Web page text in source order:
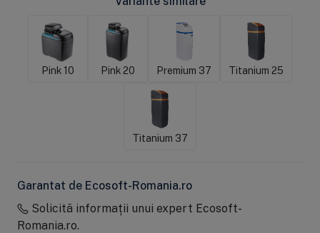
Pink 10 Pink 20 Premium 37 Titanium 25
Titanium 37
Garantat de Ecosoft-Romania.ro
Solicită informații unui expert Ecosoft-
Romania.ro.